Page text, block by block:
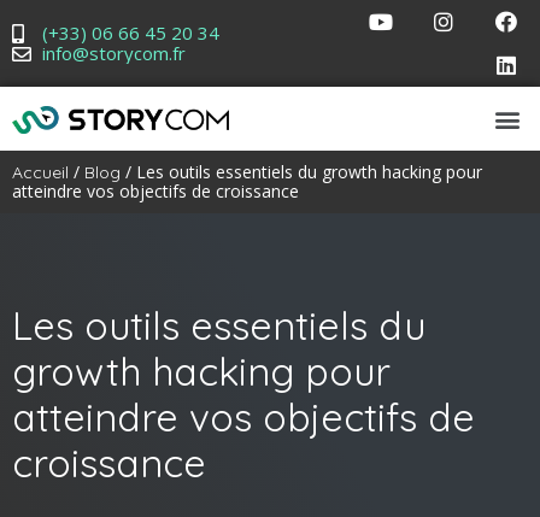
(+33) 06 66 45 20 34
info@storycom.fr
Accueil / Blog / Les outils essentiels du growth hacking pour
atteindre vos objectifs de croissance
Les outils essentiels du
growth hacking pour
atteindre vos objectifs de
croissance